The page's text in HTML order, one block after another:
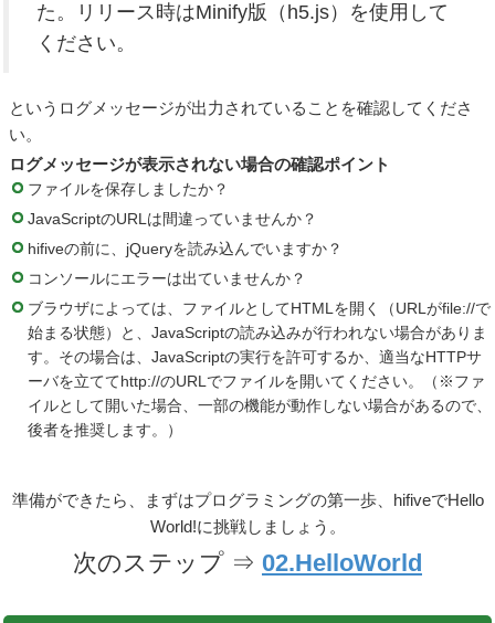
た。リリース時はMinify版（h5.js）を使用して
ください。
というログメッセージが出力されていることを確認してくださ
い。
ログメッセージが表示されない場合の確認ポイント
ファイルを保存しましたか？
JavaScriptのURLは間違っていませんか？
hifiveの前に、jQueryを読み込んでいますか？
コンソールにエラーは出ていませんか？
ブラウザによっては、ファイルとしてHTMLを開く（URLがfile://で
始まる状態）と、JavaScriptの読み込みが行われない場合がありま
す。その場合は、JavaScriptの実行を許可するか、適当なHTTPサ
ーバを立ててhttp://のURLでファイルを開いてください。（※ファ
イルとして開いた場合、一部の機能が動作しない場合があるので、
後者を推奨します。）
準備ができたら、まずはプログラミングの第一歩、hifiveでHello
World!に挑戦しましょう。
次のステップ ⇒ 02.HelloWorld